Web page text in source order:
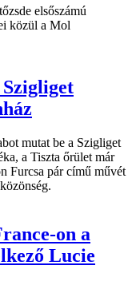
elsőszámú
közül a Mol
mutat be a Szigliget
a Tiszta őrület már
Furcsa pár című művét
on a
Lucie